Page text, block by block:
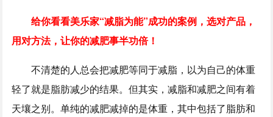
给你看看美乐家“减脂为能”成功的案例，选对产品，
用对方法，让你的减肥事半功倍！
不清楚的人总会把减肥等同于减脂，以为自己的体重
轻了就是脂肪减少的结果。但其实，减脂和减肥之间有着
天壤之别。单纯的减肥减掉的是体重，其中包括了脂肪和